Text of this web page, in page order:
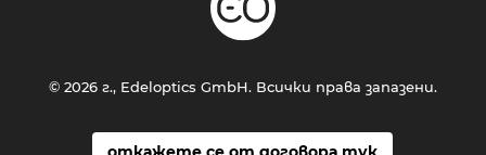
© 2026 г., Edeloptics GmbH. Всички права запазени.